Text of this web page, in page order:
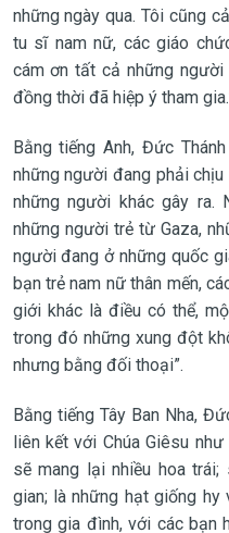
những ngày qua. Tôi cũng
tu sĩ nam nữ, các giáo
cám ơn tất cả những người
đồng thời đã hiệp ý tham
Bằng tiếng Anh, Đức
những người đang phải
những người khác gây ra.
những người trẻ từ Gaza,
người đang ở những quốc
bạn trẻ nam nữ thân mến,
giới khác là điều có thể,
trong đó những xung đột
nhưng bằng đối thoại”.
Bằng tiếng Tây Ban Nha,
liên kết với Chúa Giêsu
sẽ mang lại nhiều hoa
gian; là những hạt giống
trong gia đình, với các bạn